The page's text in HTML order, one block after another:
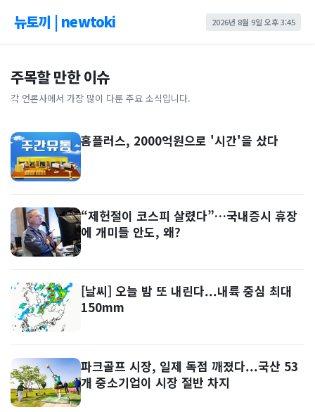
뉴토끼 | newtoki 2026년 8월 9일 오후 3:45
주목할 만한 이슈
각 언론사에서 가장 많이 다룬 주요 소식입니다.
홈플러스, 2000억원으로 '시간'을 샀다
“제헌절이 코스피 살렸다”…국내증시 휴장
에 개미들 안도, 왜?
[날씨] 오늘 밤 또 내린다...내륙 중심 최대
150mm
파크골프 시장, 일제 독점 깨졌다...국산 53
개 중소기업이 시장 절반 차지